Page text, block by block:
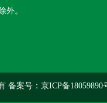
外。
备案号：京ICP备18059890